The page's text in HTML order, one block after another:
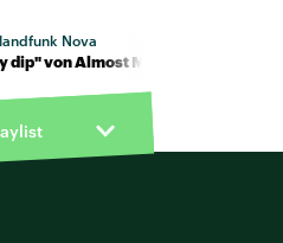
Nova
Almost Monday · "skinny dip"